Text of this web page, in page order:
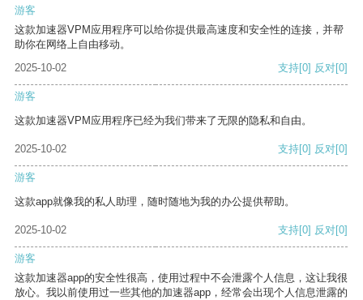
游客
这款加速器VPM应用程序可以给你提供最高速度和安全性的连接，并帮
助你在网络上自由移动。
2025-10-02
支持[0] 反对[0]
游客
这款加速器VPM应用程序已经为我们带来了无限的隐私和自由。
2025-10-02 支持[0] 反对[0]
游客
这款app就像我的私人助理，随时随地为我的办公提供帮助。
2025-10-02 支持[0] 反对[0]
游客
这款加速器app的安全性很高，使用过程中不会泄露个人信息，这让我很
放心。我以前使用过一些其他的加速器app，经常会出现个人信息泄露的